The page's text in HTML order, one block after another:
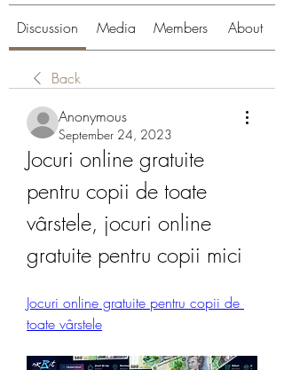
Discussion Media Members About
Back
Anonymous
September 24, 2023
Jocuri online gratuite
pentru copii de toate
vârstele, jocuri online
gratuite pentru copii mici
Jocuri online gratuite pentru copii de
toate vârstele